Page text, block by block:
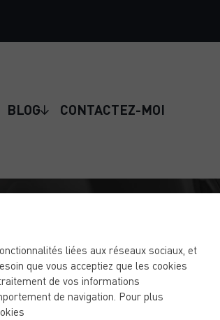
BLOG CONTACTEZ-MOI
des différentes
liées aux réseaux sociaux, et
que vous acceptiez que les cookies
de vos informations
de navigation. Pour plus